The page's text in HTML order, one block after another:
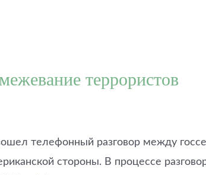
террористов
телефонный разговор между
стороны. В процессе